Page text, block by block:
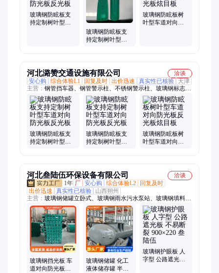
玻璃钢防眩板支
持定制树叶型车
玻璃钢防眩板支
持定制树叶型车
玻璃钢防眩板树
叶型车道对向防
河北潞赞交通设施有限公司
洽谈
安心购
综合体验L1 回复及时 出价迅速 真实性已核验
天津
主营： 钢管挡车器、钢管警示柱、不锈钢警示柱、玻璃钢标志
桩、停车场挡车器、水泥标志桩、PVC标志桩、市政护栏、京式
护栏、波形护栏
玻璃钢防眩板支
持定制树叶型车
玻璃钢防眩板支
持定制树叶型车
玻璃钢防眩板树
叶型车道对向防
河北叁陆伍环保设备有限公司
洽谈
1年 厂 安心购 综合体验L2
回复及时
出价迅速
真实性已核验
山西朔州
主营： 玻璃钢储罐立卧式、玻璃钢雨水污水泵站、玻璃钢填料、
玻璃钢管道管件、玻璃钢除臭箱、玻璃钢盖板、玻璃钢化粪池、
玻璃钢食品级水罐、玻璃钢方槽、玻璃钢防腐、玻璃钢风机、玻
璃钢罐子、玻璃钢冷却塔、冷却塔填料、玻璃钢花盆、不锈钢水
箱、玻璃钢水箱、玻璃钢脱硫塔、玻璃钢盐酸罐、玻璃钢硝酸
罐、玻璃钢储罐、玻璃钢运输罐、玻璃钢防腐工程、玻璃钢化工
罐、玻璃钢一体化泵站
玻璃钢挡光板 车
道对向防光板反
玻璃钢储罐 化工
液体储存罐 半地
玻璃钢护眼板 人
字型 公路遮光板